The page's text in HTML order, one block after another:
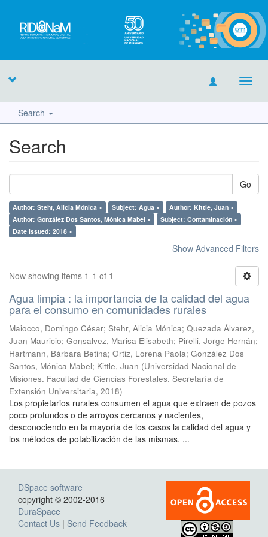
Search
Search
Go
Author: Stehr, Alicia Mónica × Subject: Agua ×
Author: Kittle, Juan ×
Author: González Dos Santos, Mónica Mabel ×
Subject: Contaminación ×
Date issued: 2018 ×
Show Advanced Filters
Now showing items 1-1 of 1
Agua limpia : la importancia de la calidad del agua
para el consumo en comunidades rurales
Maiocco, Domingo César; Stehr, Alicia Mónica; Quezada Álvarez,
Juan Mauricio; Gonsalvez, Marisa Elisabeth; Pirelli, Jorge Hernán;
Hartmann, Bárbara Betina; Ortiz, Lorena Paola; González Dos
Santos, Mónica Mabel; Kittle, Juan (Universidad Nacional de
Misiones. Facultad de Ciencias Forestales. Secretaría de
Extensión Universitaria, 2018)
Los propietarios rurales consumen el agua que extraen de pozos
poco profundos o de arroyos cercanos y nacientes,
desconociendo en la mayoría de los casos la calidad del agua y
los métodos de potabilización de las mismas. ...
DSpace software
copyright © 2002-2016
DuraSpace
Contact Us | Send Feedback